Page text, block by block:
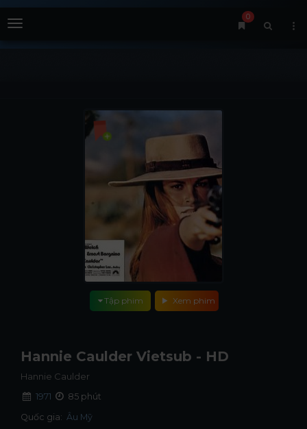
Menu
0
Xem phim
Tập phim
Hannie Caulder Vietsub - HD
Hannie Caulder
1971
85 phút
Quốc gia: Âu Mỹ